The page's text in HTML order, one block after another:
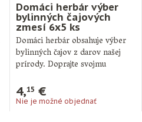
Domáci herbár výber
bylinných čajových
zmesí 6x5 ks
Domáci herbár obsahuje výber
bylinných čajov z darov našej
prírody. Doprajte svojmu
4,15 €
Nie je možné objednať